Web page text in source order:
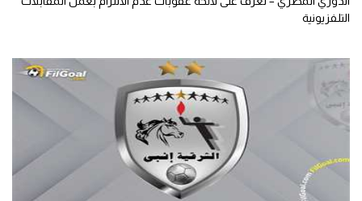
التلفزيونية